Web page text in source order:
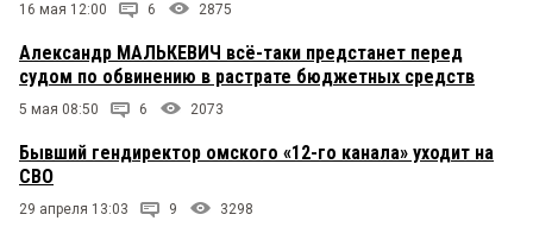
16 мая 12:00 6 2875
Александр МАЛЬКЕВИЧ всё-таки предстанет перед
судом по обвинению в растрате бюджетных средств
5 мая 08:50 6 2073
Бывший гендиректор омского «12-го канала» уходит на
СВО
29 апреля 13:03 9 3298